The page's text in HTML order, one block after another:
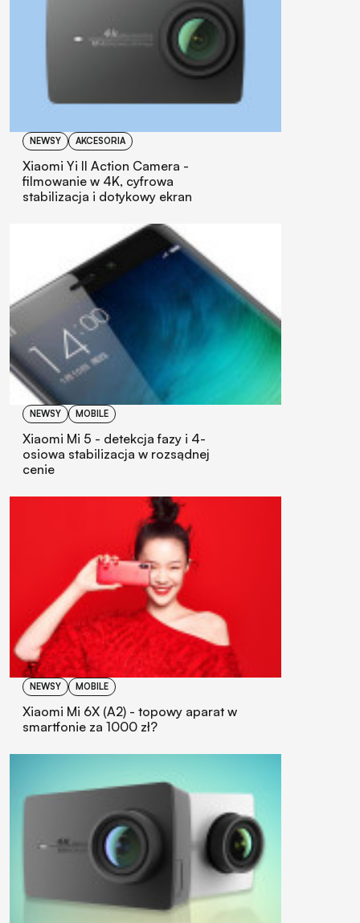
NEWSY AKCESORIA
Xiaomi Yi II Action Camera -
filmowanie w 4K, cyfrowa
stabilizacja i dotykowy ekran
NEWSY MOBILE
Xiaomi Mi 5 - detekcja fazy i 4-
osiowa stabilizacja w rozsądnej
cenie
NEWSY MOBILE
Xiaomi Mi 6X (A2) - topowy aparat w
smartfonie za 1000 zł?